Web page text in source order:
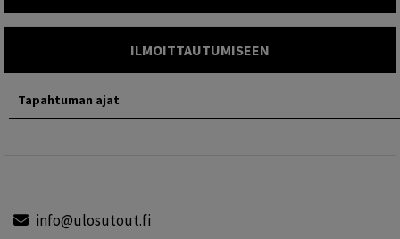
ILMOITTAUTUMISEEN
Tapahtuman ajat
info@ulosutout.fi